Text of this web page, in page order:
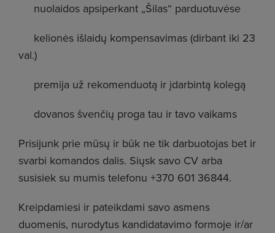
nuolaidos apsiperkant „Šilas“ parduotuvėse
kelionės išlaidų kompensavimas (dirbant iki 23
val.)
premija už rekomenduotą ir įdarbintą kolegą
dovanos švenčių proga tau ir tavo vaikams
Prisijunk prie mūsų ir būk ne tik darbuotojas bet ir
svarbi komandos dalis. Siųsk savo CV arba
susisiek su mumis telefonu +370 601 36844.
Kreipdamiesi ir pateikdami savo asmens
duomenis, nurodytus kandidatavimo formoje ir/ar